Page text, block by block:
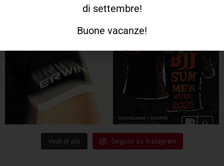
Vedi di più Seguici su Instagram
di settembre!
Buone vacanze!